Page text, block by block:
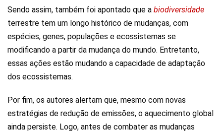
Sendo assim, também foi apontado que a biodiversidade
terrestre tem um longo histórico de mudanças, com
espécies, genes, populações e ecossistemas se
modificando a partir da mudança do mundo. Entretanto,
essas ações estão mudando a capacidade de adaptação
dos ecossistemas.
Por fim, os autores alertam que, mesmo com novas
estratégias de redução de emissões, o aquecimento global
ainda persiste. Logo, antes de combater as mudanças